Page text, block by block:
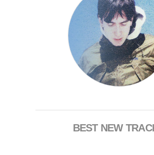
BEST NEW